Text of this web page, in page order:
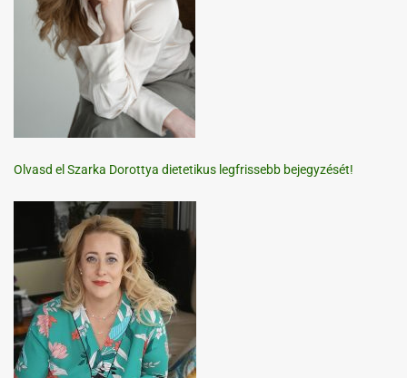
Olvasd el Szarka Dorottya dietetikus legfrissebb bejegyzését!